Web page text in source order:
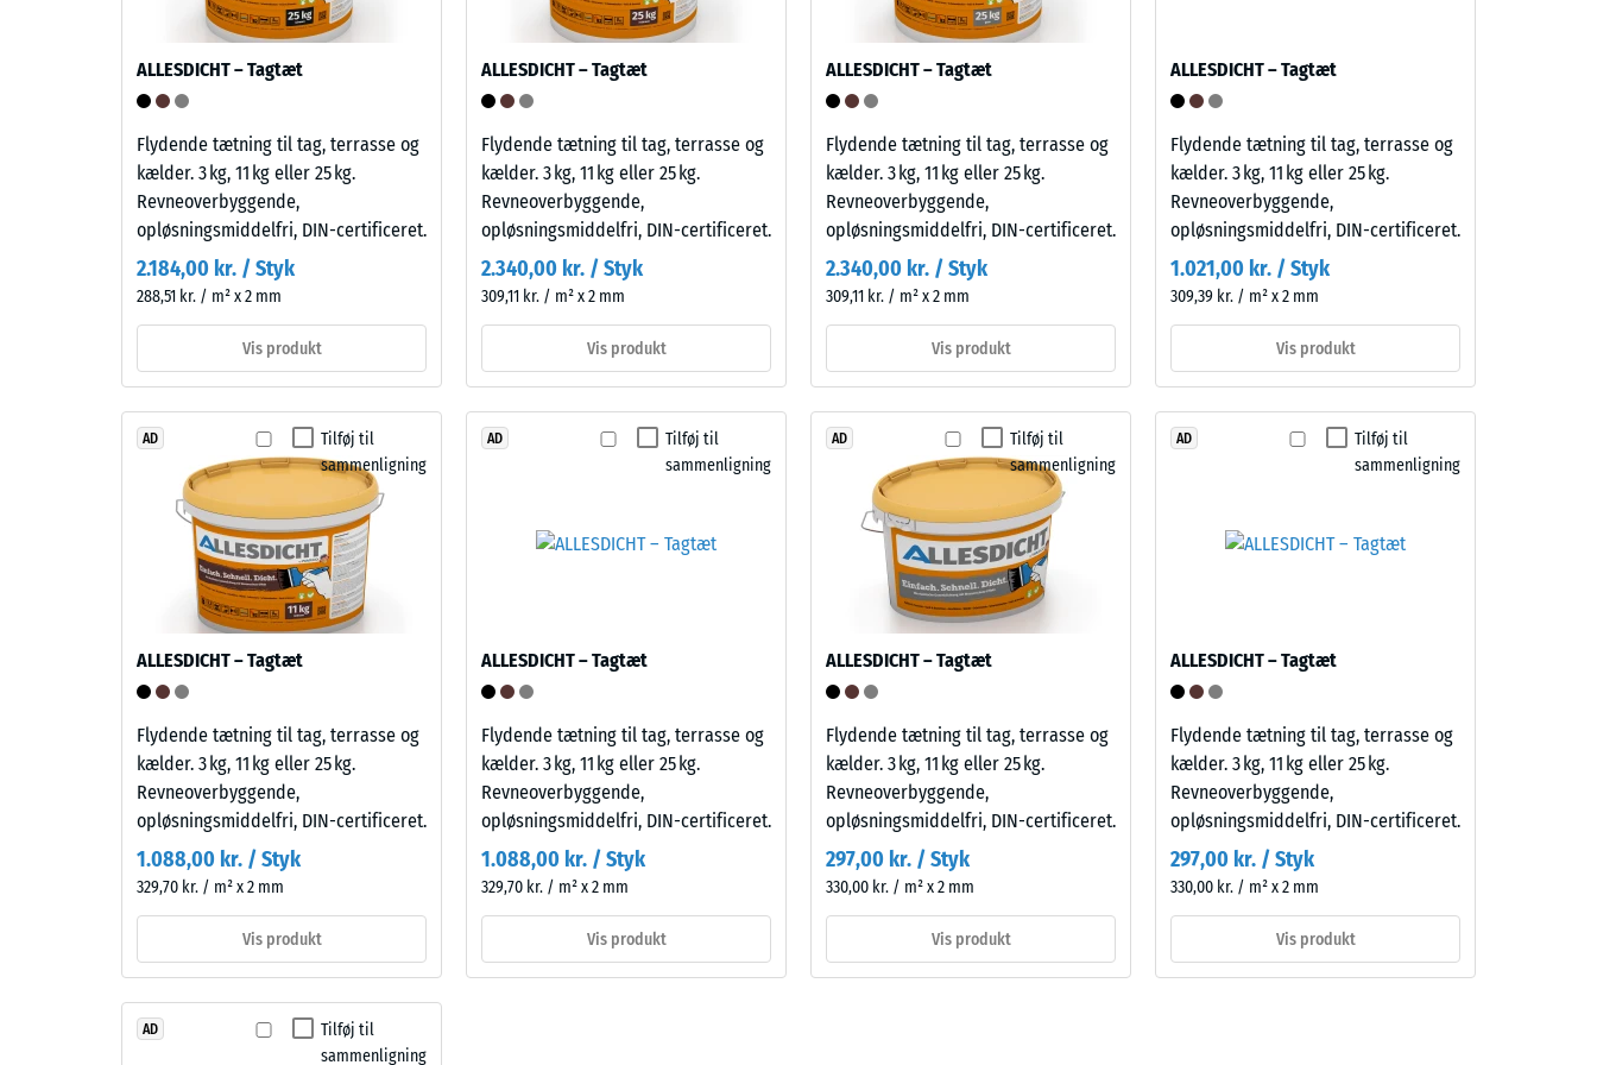
over
for
mange
fortyndede
syrer,
baser,
saltopløsninger
og
lukkede,
overflade
optager
rengøre.
UV-
stabiliseret
og
egnet
langvarig
brug.
brug
lokal
belastning.
Den
angiver,
hvilket
materialet
deformeres,
en
bestemt
kraft
påføres.
indtrykningsdybde
mens
indtrykningsdybde
viser
en
lavere
modstandskraft
over
punktbelastninger.
Sådanne
ALLESDICHT – Tagtæt
Flydende tætning til tag, terrasse og
kælder. 3 kg, 11 kg eller 25 kg.
Revneoverbyggende,
opløsningsmiddelfri, DIN-certificeret.
2.184,00 kr. / Styk
288,51 kr. / m² x 2 mm
Vis produkt
ALLESDICHT – Tagtæt
Flydende tætning til tag, terrasse og
kælder. 3 kg, 11 kg eller 25 kg.
Revneoverbyggende,
opløsningsmiddelfri, DIN-certificeret.
2.340,00 kr. / Styk
309,11 kr. / m² x 2 mm
Vis produkt
ALLESDICHT – Tagtæt
Flydende tætning til tag, terrasse og
kælder. 3 kg, 11 kg eller 25 kg.
Revneoverbyggende,
opløsningsmiddelfri, DIN-certificeret.
2.340,00 kr. / Styk
309,11 kr. / m² x 2 mm
Vis produkt
ALLESDICHT – Tagtæt
Flydende tætning til tag, terrasse og
kælder. 3 kg, 11 kg eller 25 kg.
Revneoverbyggende,
opløsningsmiddelfri, DIN-certificeret.
1.021,00 kr. / Styk
309,39 kr. / m² x 2 mm
Vis produkt
Tilføj til
sammenligning
AD
ALLESDICHT – Tagtæt
Flydende tætning til tag, terrasse og
kælder. 3 kg, 11 kg eller 25 kg.
Revneoverbyggende,
opløsningsmiddelfri, DIN-certificeret.
1.088,00 kr. / Styk
329,70 kr. / m² x 2 mm
Vis produkt
Tilføj til
sammenligning
AD
ALLESDICHT – Tagtæt
Flydende tætning til tag, terrasse og
kælder. 3 kg, 11 kg eller 25 kg.
Revneoverbyggende,
opløsningsmiddelfri, DIN-certificeret.
1.088,00 kr. / Styk
329,70 kr. / m² x 2 mm
Vis produkt
Tilføj til
sammenligning
AD
ALLESDICHT – Tagtæt
Flydende tætning til tag, terrasse og
kælder. 3 kg, 11 kg eller 25 kg.
Revneoverbyggende,
opløsningsmiddelfri, DIN-certificeret.
297,00 kr. / Styk
330,00 kr. / m² x 2 mm
Vis produkt
Tilføj til
sammenligning
AD
ALLESDICHT – Tagtæt
Flydende tætning til tag, terrasse og
kælder. 3 kg, 11 kg eller 25 kg.
Revneoverbyggende,
opløsningsmiddelfri, DIN-certificeret.
297,00 kr. / Styk
330,00 kr. / m² x 2 mm
Vis produkt
Tilføj til
sammenligning
AD